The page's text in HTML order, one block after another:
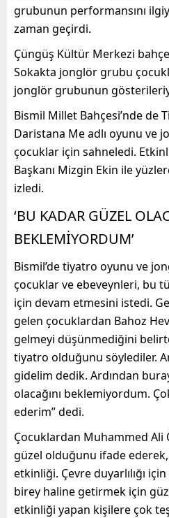
grubunun performansını
zaman geçirdi.
Çüngüş Kültür Merkezi
Sokakta jonglör grubu
jonglör grubunun
Bismil Millet Bahçesi’nde de
Daristana Me adlı oyunu ve
çocuklar için sahneledi.
Başkanı Mizgin Ekin ile
izledi.
‘BU KADAR GÜZEL
BEKLEMİYORDUM’
Bismil’de tiyatro oyunu ve
çocuklar ve ebeveynleri, bu
için devam etmesini istedi.
gelen çocuklardan Bahoz
gelmeyi düşünmediğini
tiyatro olduğunu söylediler.
gidelim dedik. Ardından
olacağını beklemiyordum.
ederim” dedi.
Çocuklardan Muhammed Ali
güzel olduğunu ifade
etkinliği. Çevre duyarlılığı
birey haline getirmek için
etkinliği yapan kişilere çok